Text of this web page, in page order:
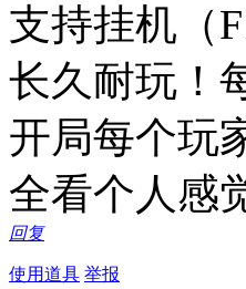
支持挂机（
长久耐玩！
开局每个玩
全看个人感
回复
使用道具 举报